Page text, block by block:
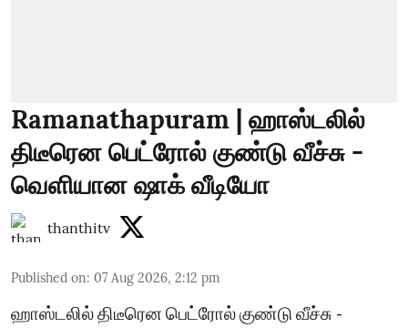
Ramanathapuram | ஹாஸ்டலில்
திடீரென பெட்ரோல் குண்டு வீச்சு -
வெளியான ஷாக் வீடியோ
thanthitv
Published on: 07 Aug 2026, 2:12 pm
ஹாஸ்டலில் திடீரென பெட்ரோல் குண்டு வீச்சு -